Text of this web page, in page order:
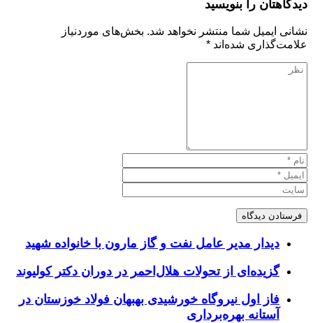
دیدگاهتان را بنویسید
نشانی ایمیل شما منتشر نخواهد شد. بخش‌های موردنیاز
علامت‌گذاری شده‌اند *
دیدار مدیر عامل نفت و گاز مارون با خانواده شهید
گزیده‌ای از تحولات هلال‌احمر در دوران دکتر کولیوند
فاز اول نیروگاه خورشیدی بهبهان فولاد خوزستان در
آستانه بهره‌برداری